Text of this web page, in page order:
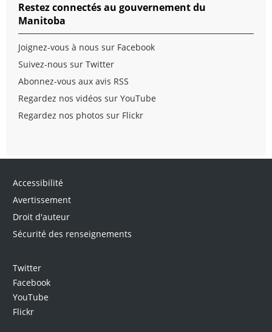
Restez connectés au gouvernement du
Manitoba
Joignez-vous à nous sur Facebook
Suivez-nous sur Twitter
Abonnez-vous aux avis RSS
Regardez nos vidéos sur YouTube
Regardez nos photos sur Flickr
Accessibilité
Avertissement
Droit d'auteur
Sécurité des renseignements
Twitter
Facebook
YouTube
Flickr